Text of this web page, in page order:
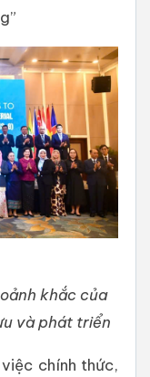
khắc của
và phát triển
chính thức,